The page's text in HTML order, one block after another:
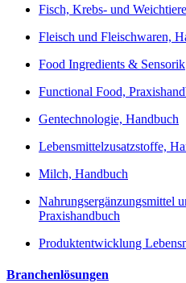
Fisch, Krebs- und
Fleisch und Fleischwaren,
Food Ingredients & Sensorik
Functional Food,
Gentechnologie, Handbuch
Lebensmittelzusatzstoffe,
Milch, Handbuch
Nahrungsergänzungsmittel
Praxishandbuch
Produktentwicklung
Branchenlösungen